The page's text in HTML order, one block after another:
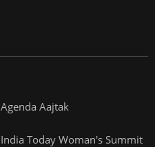
Agenda Aajtak
India Today Woman's Summit